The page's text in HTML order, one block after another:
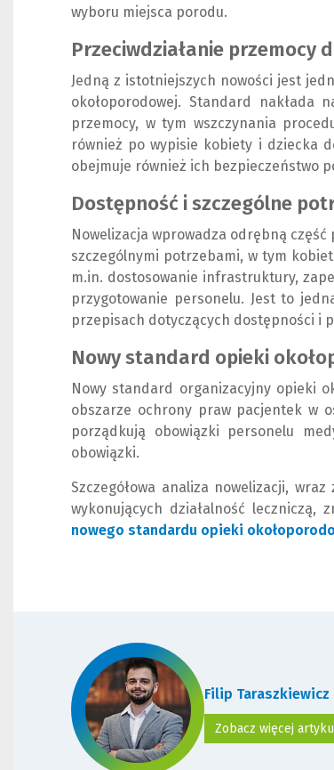
wyboru miejsca porodu.
Przeciwdziałanie przemocy
Jedną z istotniejszych nowości jest
okołoporodowej. Standard nakłada
przemocy, w tym wszczynania
również po wypisie kobiety i dziecka
obejmuje również ich bezpieczeństwo
Dostępność i szczególne
Nowelizacja wprowadza odrębną
szczególnymi potrzebami, w tym
m.in. dostosowanie infrastruktury,
przygotowanie personelu. Jest to
przepisach dotyczących dostępności i
Nowy standard opieki
Nowy standard organizacyjny opieki
obszarze ochrony praw pacjentek w
porządkują obowiązki personelu
obowiązki.
Szczegółowa analiza nowelizacji,
wykonujących działalność leczniczą,
nowego standardu opieki
Filip Taraszkiewicz
Zobacz więcej